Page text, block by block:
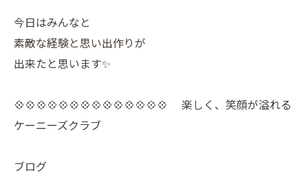
今日はみんなと
素敵な経験と思い出作りが
出来たと思います✨
💠💠💠💠💠💠💠💠💠💠💠💠💠💠 楽しく、笑顔が溢れる
ケーニーズクラブ
ブログ